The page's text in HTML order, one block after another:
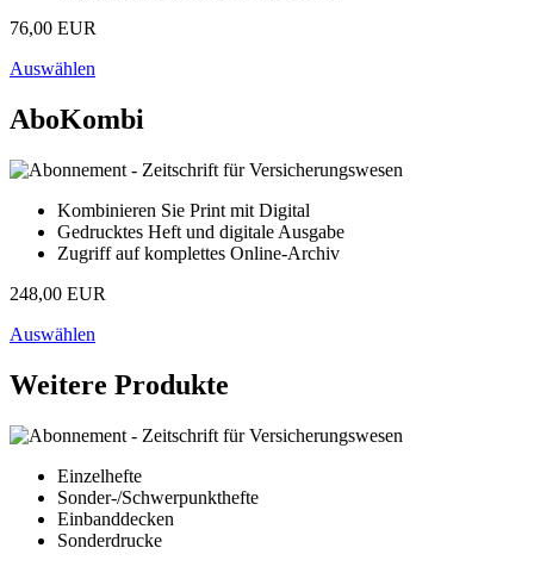
76,00 EUR
Auswählen
AboKombi
Kombinieren Sie Print mit Digital
Gedrucktes Heft und digitale Ausgabe
Zugriff auf komplettes Online-Archiv
248,00 EUR
Auswählen
Weitere Produkte
Einzelhefte
Sonder-/Schwerpunkthefte
Einbanddecken
Sonderdrucke